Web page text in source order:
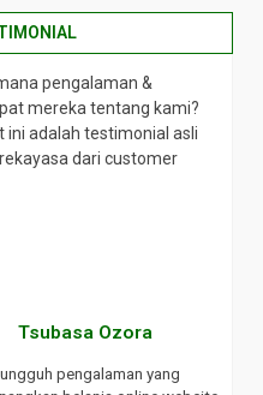
pengalaman &
mereka tentang kami?
ini adalah testimonial asli
dari customer
Tsubasa Ozora
pengalaman yang